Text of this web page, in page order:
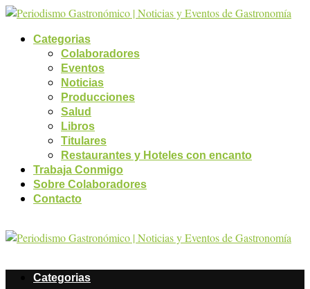
Categorias
Colaboradores
Eventos
Noticias
Producciones
Salud
Libros
Titulares
Restaurantes y Hoteles con encanto
Trabaja Conmigo
Sobre Colaboradores
Contacto
Categorias